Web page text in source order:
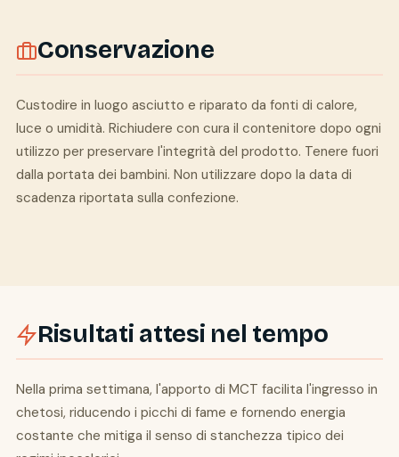
Conservazione
Custodire in luogo asciutto e riparato da fonti di calore,
luce o umidità. Richiudere con cura il contenitore dopo ogni
utilizzo per preservare l'integrità del prodotto. Tenere fuori
dalla portata dei bambini. Non utilizzare dopo la data di
scadenza riportata sulla confezione.
Risultati attesi nel tempo
Nella prima settimana, l'apporto di MCT facilita l'ingresso in
chetosi, riducendo i picchi di fame e fornendo energia
costante che mitiga il senso di stanchezza tipico dei